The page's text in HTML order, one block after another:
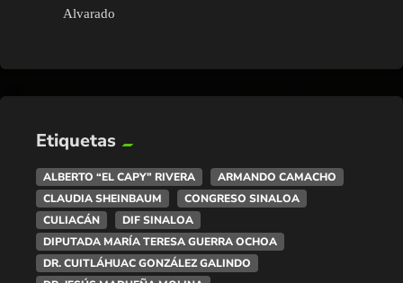
Alvarado
Etiquetas
ALBERTO “EL CAPY” RIVERA
ARMANDO CAMACHO
CLAUDIA SHEINBAUM
CONGRESO SINALOA
CULIACÁN
DIF SINALOA
DIPUTADA MARÍA TERESA GUERRA OCHOA
DR. CUITLÁHUAC GONZÁLEZ GALINDO